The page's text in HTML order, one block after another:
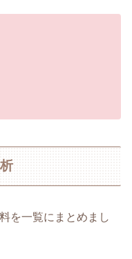
を一覧にまとめまし